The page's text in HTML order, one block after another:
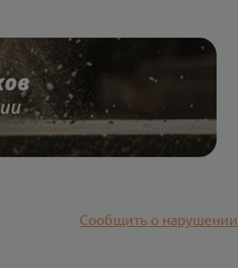
Сообщить о